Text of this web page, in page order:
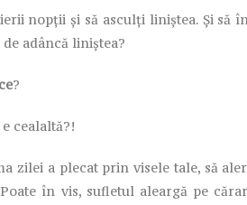
nopții și să asculți liniștea. Și să
adâncă liniștea?
?
cealaltă?!
zilei a plecat prin visele tale, să
în vis, sufletul aleargă pe